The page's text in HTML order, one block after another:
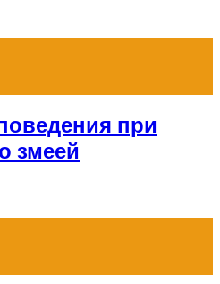
при
змеей